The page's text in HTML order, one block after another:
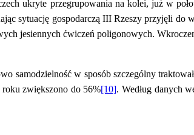
ukryte przegrupowania na kolei, już w
sytuację gospodarczą III Rzeszy przyjęli do
jesiennych ćwiczeń poligonowych.
w sposób szczególny
zwiększono do 56%[10]. Według danych